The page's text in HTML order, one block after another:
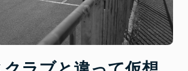
は
ど
う
る